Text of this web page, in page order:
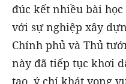
đúc kết nhiều bài
với sự nghiệp xây
Chính phủ và Thủ
này đã tiếp tục khơi